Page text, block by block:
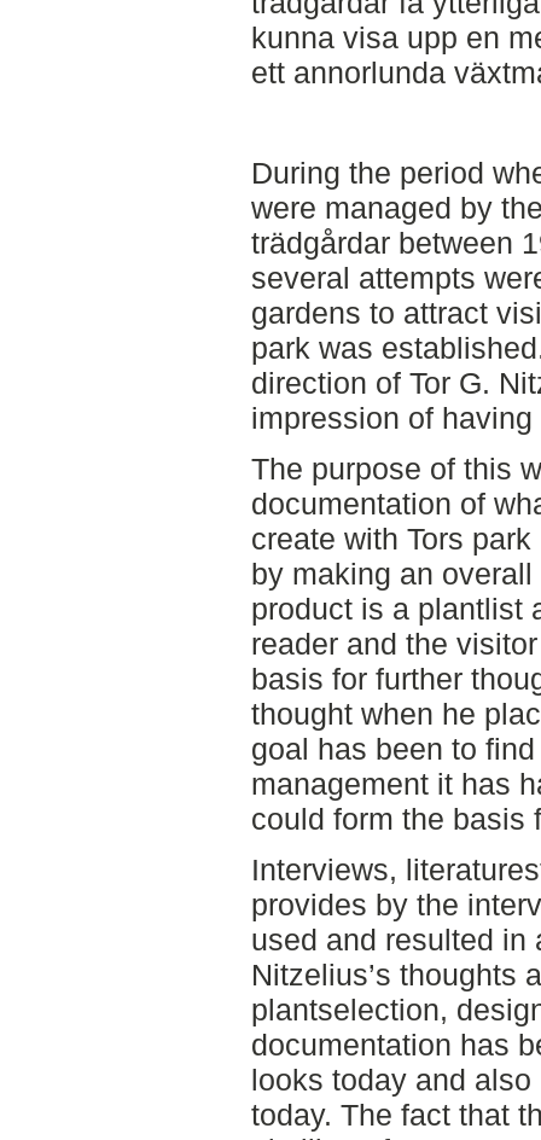
kunna visa upp en
ett annorlunda
During the period
were managed by
trädgårdar between
several attempts
gardens to attract
park was
direction of Tor G.
impression of
The purpose of this
documentation of
create with Tors
by making an
product is a plantlist
reader and the
basis for further
thought when he
goal has been to
management it has
could form the basis
Interviews,
provides by the
used and resulted in
Nitzelius’s thoughts
plantselection,
documentation has
looks today and
today. The fact that